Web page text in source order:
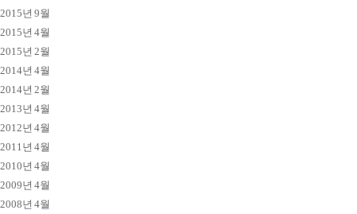
2015년 9월
2015년 4월
2015년 2월
2014년 4월
2014년 2월
2013년 4월
2012년 4월
2011년 4월
2010년 4월
2009년 4월
2008년 4월